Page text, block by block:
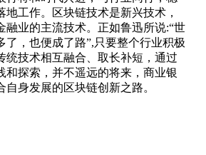
工作。区块链技术是新兴技术，
融业的主流技术。正如鲁迅所说:“世
了，也便成了路”,只要整个行业积极
统技术相互融合、取长补短，通过
和探索，并不遥远的将来，商业银
身发展的区块链创新之路。